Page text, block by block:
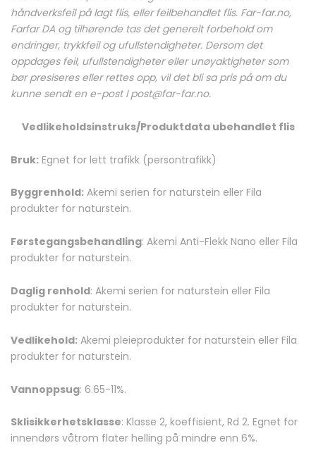
håndverksfeil på lagt flis, eller feilbehandlet flis. Far-far.no,
Farfar DA og tilhørende tas det generelt forbehold om
endringer, trykkfeil og ufullstendigheter. Dersom det
oppdages feil, ufullstendigheter eller unøyaktigheter som
bør presiseres eller rettes opp, vil det bli sa pris på om du
kunne sendt en e-post l post@far-far.no.
Vedlikeholdsinstruks/Produktdata ubehandlet flis
Bruk: Egnet for lett trafikk (persontrafikk)
Byggrenhold: Akemi serien for naturstein eller Fila
produkter for naturstein.
Førstegangsbehandling: Akemi Anti-Flekk Nano eller Fila
produkter for naturstein.
Daglig renhold: Akemi serien for naturstein eller Fila
produkter for naturstein.
Vedlikehold: Akemi pleieprodukter for naturstein eller Fila
produkter for naturstein.
Vannoppsug: 6.65-11%.
Sklisikkerhetsklasse: Klasse 2, koeffisient, Rd 2. Egnet for
innendørs våtrom flater helling på mindre enn 6%.